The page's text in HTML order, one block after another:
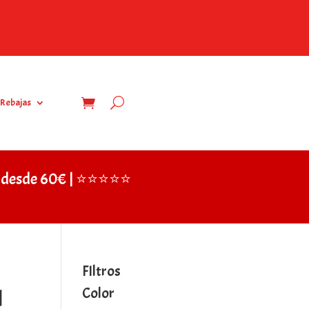
Rebajas
60€ | ⭐⭐⭐⭐⭐
FIltros
Color